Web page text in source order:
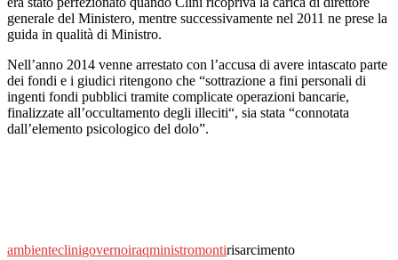
generale del Ministero, mentre successivamente nel 2011 ne prese la
guida in qualità di Ministro.
Nell’anno 2014 venne arrestato con l’accusa di avere intascato parte
dei fondi e i giudici ritengono che “sottrazione a fini personali di
ingenti fondi pubblici tramite complicate operazioni bancarie,
finalizzate all’occultamento degli illeciti“, sia stata “connotata
dall’elemento psicologico del dolo”.
ambienteclinigovernoiraqministromontirisarcimento